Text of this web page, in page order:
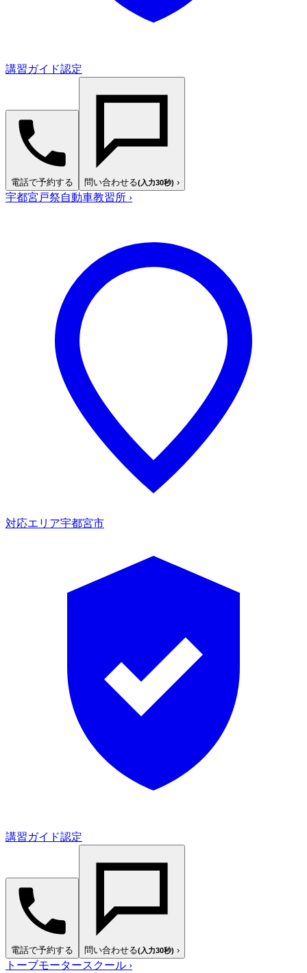
講習ガイド認定
電話で予約する 問い合わせる(入力30秒) ›
宇都宮戸祭自動車教習所 ›
対応エリア宇都宮市
講習ガイド認定
電話で予約する 問い合わせる(入力30秒) ›
トーブモータースクール ›